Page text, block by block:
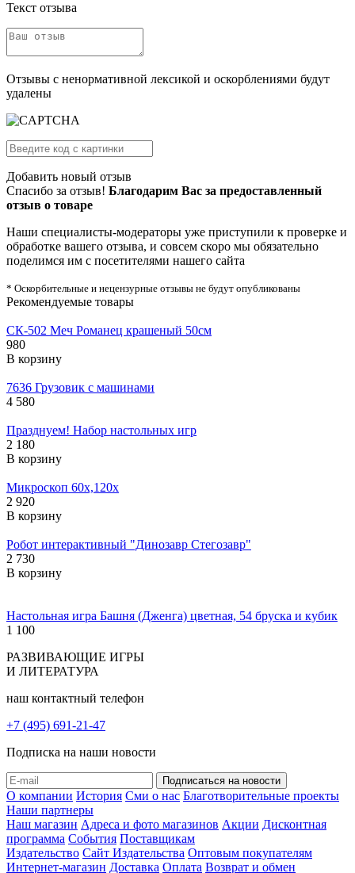
Текст отзыва
Отзывы с ненормативной лексикой и оскорблениями будут
удалены
Добавить новый отзыв
Спасибо за отзыв! Благодарим Вас за предоставленный
отзыв о товаре
Наши специалисты-модераторы уже приступили к проверке и
обработке вашего отзыва, и совсем скоро мы обязательно
поделимся им с посетителями нашего сайта
* Оскорбительные и нецензурные отзывы не будут опубликованы
Рекомендуемые товары
СК-502 Меч Романец крашеный 50см
980
В корзину
7636 Грузовик с машинами
4 580
Празднуем! Набор настольных игр
2 180
В корзину
Микроскоп 60х,120х
2 920
В корзину
Робот интерактивный "Динозавр Стегозавр"
2 730
В корзину
Настольная игра Башня (Дженга) цветная, 54 бруска и кубик
1 100
РАЗВИВАЮЩИЕ ИГРЫ
И ЛИТЕРАТУРА
наш контактный телефон
+7 (495) 691-21-47
Подписка на наши новости
О компании История Сми о нас Благотворительные проекты
Наши партнеры
Наш магазин Адреса и фото магазинов Акции Дисконтная
программа События Поставщикам
Издательство Сайт Издательства Оптовым покупателям
Интернет-магазин Доставка Оплата Возврат и обмен